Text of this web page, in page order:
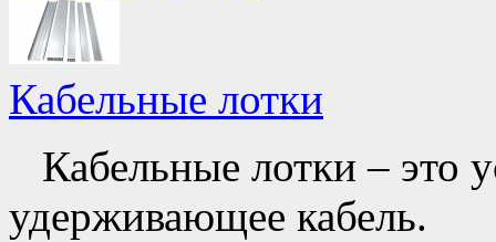
Кабельные лотки
Кабельные лотки – это
удерживающее кабель.